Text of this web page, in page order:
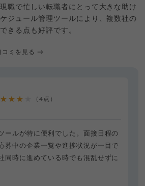
職で忙しい転職者にとって大きな助け
ジュール管理ツールにより、複数社の
きる点も好評です。
コミを見る →
（4点）
ールが特に便利でした。面接日程の
募中の企業一覧や進捗状況が一目で
同時に進めている時でも混乱せずに